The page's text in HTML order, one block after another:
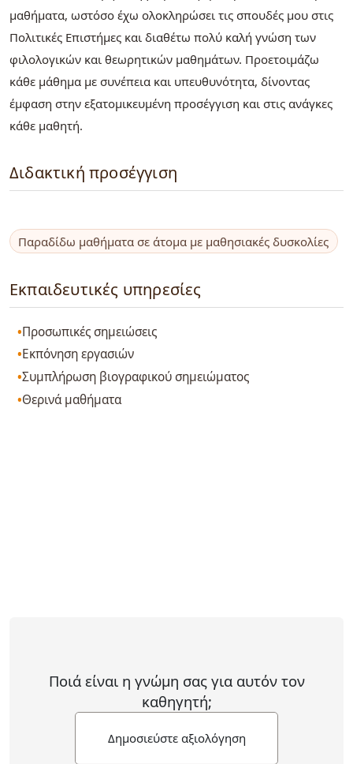
μαθήματα, ωστόσο έχω ολοκληρώσει τις σπουδές μου στις
Πολιτικές Επιστήμες και διαθέτω πολύ καλή γνώση των
φιλολογικών και θεωρητικών μαθημάτων. Προετοιμάζω
κάθε μάθημα με συνέπεια και υπευθυνότητα, δίνοντας
έμφαση στην εξατομικευμένη προσέγγιση και στις ανάγκες
κάθε μαθητή.
Διδακτική προσέγγιση
Παραδίδω μαθήματα σε άτομα με μαθησιακές δυσκολίες
Εκπαιδευτικές υπηρεσίες
Προσωπικές σημειώσεις
Εκπόνηση εργασιών
Συμπλήρωση βιογραφικού σημειώματος
Θερινά μαθήματα
Ποιά είναι η γνώμη σας για αυτόν τον
καθηγητή;
Δημοσιεύστε αξιολόγηση